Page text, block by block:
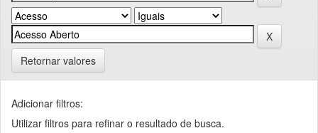
Retornar valores
Adicionar filtros:
Utilizar filtros para refinar o resultado de busca.